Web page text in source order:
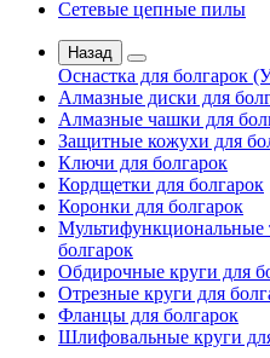
Сетевые цепные пилы
Назад
Оснастка для
Алмазные диски для
Алмазные чашки для
Защитные кожухи для
Ключи для болгарок
Кордщетки для болгарок
Коронки для болгарок
Мультифункциональные
болгарок
Обдирочные круги для
Отрезные круги для
Фланцы для болгарок
Шлифовальные круги